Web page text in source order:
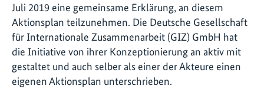
Juli 2019 eine gemeinsame Erklärung, an diesem
Aktionsplan teilzunehmen. Die Deutsche Gesellschaft
für Internationale Zusammenarbeit (GIZ) GmbH hat
die Initiative von ihrer Konzeptionierung an aktiv mit
gestaltet und auch selber als einer der Akteure einen
eigenen Aktionsplan unterschrieben.